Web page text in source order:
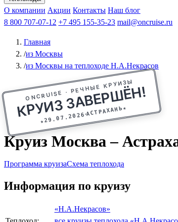
Афанасий Никитин Октябрьская революция
О компании Акции Контакты Наш блог
8 800 707-07-12 +7 495 155-35-23 mail@oncruise.ru
Главная
/из Москвы
/из Москвы на теплоходе Н.А.Некрасов
ONCRUISE · РЕЧНЫЕ КРУИЗЫ
КРУИЗ ЗАВЕРШЁН!
★29.07.2026АСТРАХАНЬ★
Круиз Москва –
Программа круизаСхема теплохода
Информация по круизу
«Н.А.Некрасов»